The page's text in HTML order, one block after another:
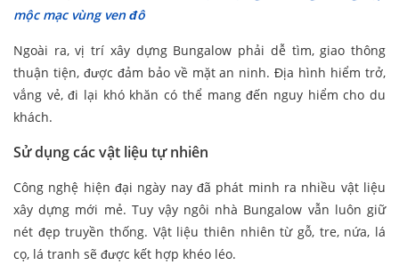
mộc mạc vùng ven đô
Ngoài ra, vị trí xây dựng Bungalow phải dễ tìm, giao thông
thuận tiện, được đảm bảo về mặt an ninh. Địa hình hiểm trở,
vắng vẻ, đi lại khó khăn có thể mang đến nguy hiểm cho du
khách.
Sử dụng các vật liệu tự nhiên
Công nghệ hiện đại ngày nay đã phát minh ra nhiều vật liệu
xây dựng mới mẻ. Tuy vậy ngôi nhà Bungalow vẫn luôn giữ
nét đẹp truyền thống. Vật liệu thiên nhiên từ gỗ, tre, nứa, lá
cọ, lá tranh sẽ được kết hợp khéo léo.